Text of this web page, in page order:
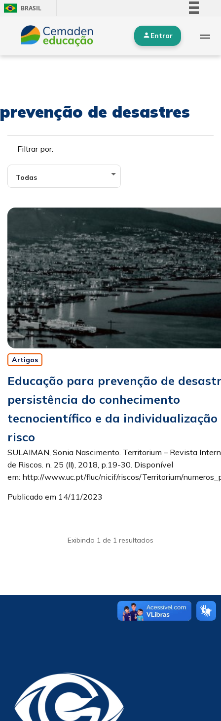
BRASIL
Simplifique!
Comunica BR
Entrar
prevenção de desastres
Filtrar por:
Artigos
Educação para prevenção de
persistência do conhecimento
tecnocientífico e da individualização
risco
SULAIMAN, Sonia Nascimento. Territorium – Revista
de Riscos. n. 25 (II), 2018, p.19-30. Disponível
em: http://www.uc.pt/fluc/nicif/riscos/Territorium/
Publicado em 14/11/2023
Exibindo 1 de 1 resultados